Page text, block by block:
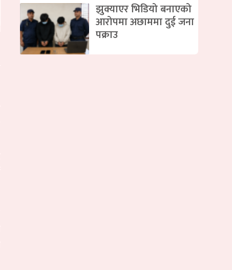
झुक्याएर भिडियो बनाएको
आरोपमा अछाममा दुई जना
पक्राउ